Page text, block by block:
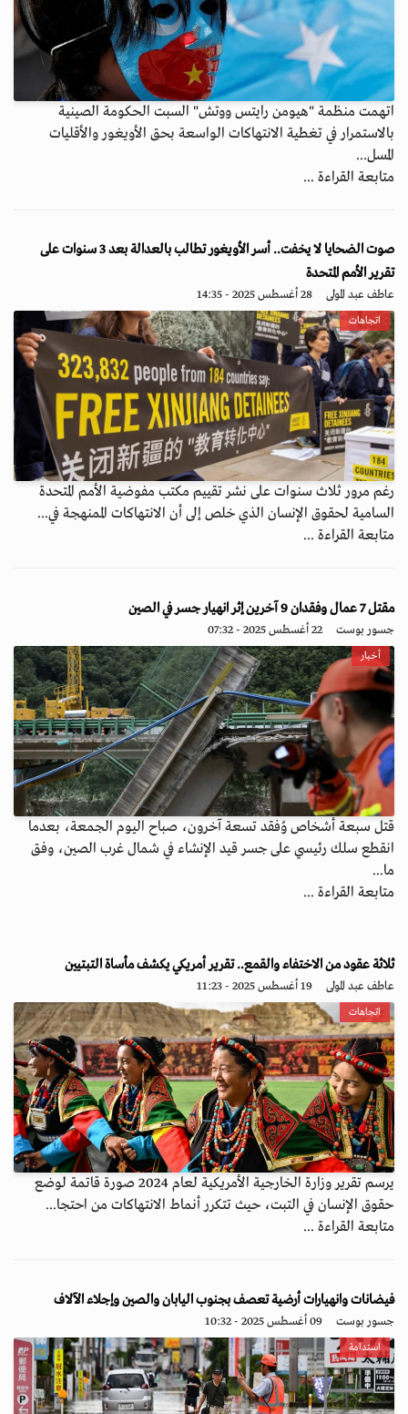
اتهمت منظمة "هيومن رايتس ووتش" السبت الحكومة الصينية
بالاستمرار في تغطية الانتهاكات الواسعة بحق الأويغور والأقليات
المسل...
متابعة القراءة ...
صوت الضحايا لا يخفت.. أسر الأويغور تطالب بالعدالة بعد 3 سنوات على
تقرير الأمم المتحدة
عاطف عبد المولى 28 أغسطس 2025 - 14:35
اتجاهات
رغم مرور ثلاث سنوات على نشر تقييم مكتب مفوضية الأمم المتحدة
السامية لحقوق الإنسان الذي خلص إلى أن الانتهاكات الممنهجة في...
متابعة القراءة ...
مقتل 7 عمال وفقدان 9 آخرين إثر انهيار جسر في الصين
جسور بوست 22 أغسطس 2025 - 07:32
أخبار
قتل سبعة أشخاص وُفقد تسعة آخرون، صباح اليوم الجمعة، بعدما
انقطع سلك رئيسي على جسر قيد الإنشاء في شمال غرب الصين، وفق
ما...
متابعة القراءة ...
ثلاثة عقود من الاختفاء والقمع.. تقرير أمريكي يكشف مأساة التبتيين
عاطف عبد المولى 19 أغسطس 2025 - 11:23
اتجاهات
يرسم تقرير وزارة الخارجية الأمريكية لعام 2024 صورة قاتمة لوضع
حقوق الإنسان في التبت، حيث تتكرر أنماط الانتهاكات من احتجا...
متابعة القراءة ...
فيضانات وانهيارات أرضية تعصف بجنوب اليابان والصين وإجلاء الآلاف
جسور بوست 09 أغسطس 2025 - 10:32
استدامة